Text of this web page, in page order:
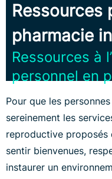
Ressources
pharmacie
Ressources à
personnel en
Pour que les
sereinement les
reproductive proposés
sentir bienvenues,
instaurer un